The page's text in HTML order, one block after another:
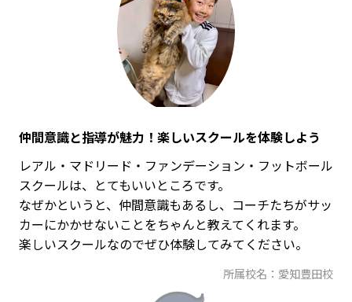
仲間意識と指導が魅力！楽しいスクールを体験しよう
レアル・マドリード・ファンデーション・フットボール
スクールは、とてもいいところです。
なぜかというと、仲間意識もあるし、コーチたちがサッ
カーにかかせないことをちゃんと教えてくれます。
楽しいスクールなのでぜひ体験してみてください。
所属校名：愛知豊田校